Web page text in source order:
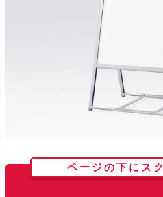
ページの下にス